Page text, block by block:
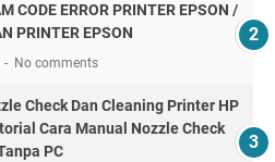
CODE ERROR PRINTER EPSON /
PRINTER EPSON
No comments
Check Dan Cleaning Printer HP
Cara Manual Nozzle Check
PC